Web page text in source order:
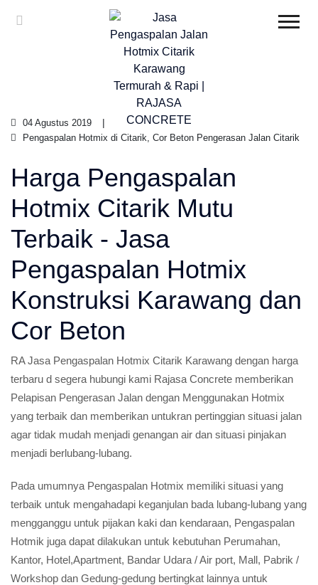
04 Agustus 2019
Pengaspalan Hotmix di Citarik, Cor Beton Pengerasan Jalan Citarik
Harga Pengaspalan
Hotmix Citarik Mutu
Terbaik - Jasa
Pengaspalan Hotmix
Konstruksi Karawang dan
Cor Beton
RA Jasa Pengaspalan Hotmix Citarik Karawang dengan harga
terbaru d segera hubungi kami Rajasa Concrete memberikan
Pelapisan Pengerasan Jalan dengan Menggunakan Hotmix
yang terbaik dan memberikan untukran pertinggian situasi jalan
agar tidak mudah menjadi genangan air dan situasi pinjakan
menjadi berlubang-lubang.
Pada umumnya Pengaspalan Hotmix memiliki situasi yang
terbaik untuk mengahadapi keganjulan bada lubang-lubang yang
mengganggu untuk pijakan kaki dan kendaraan, Pengaspalan
Hotmik juga dapat dilakukan untuk kebutuhan Perumahan,
Kantor, Hotel,Apartment, Bandar Udara / Air port, Mall, Pabrik /
Workshop dan Gedung-gedung bertingkat lainnya untuk